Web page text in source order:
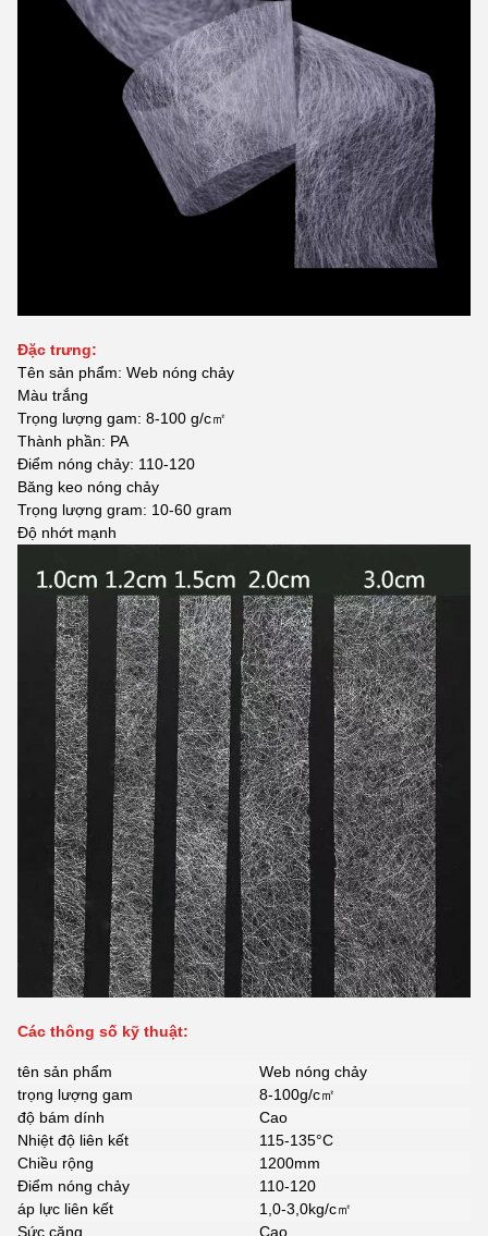
Đặc trưng:
Tên sản phẩm: Web nóng chảy
Màu trắng
Trọng lượng gam: 8-100 g/c㎡
Thành phần: PA
Điểm nóng chảy: 110-120
Băng keo nóng chảy
Trọng lượng gram: 10-60 gram
Độ nhớt mạnh
Các thông số kỹ thuật:
tên sản phẩm
Web nóng chảy
trọng lượng gam
8-100g/c㎡
độ bám dính
Cao
Nhiệt độ liên kết
115-135°C
Chiều rộng
1200mm
Điểm nóng chảy
110-120
áp lực liên kết
1,0-3,0kg/c㎡
Sức căng
Cao